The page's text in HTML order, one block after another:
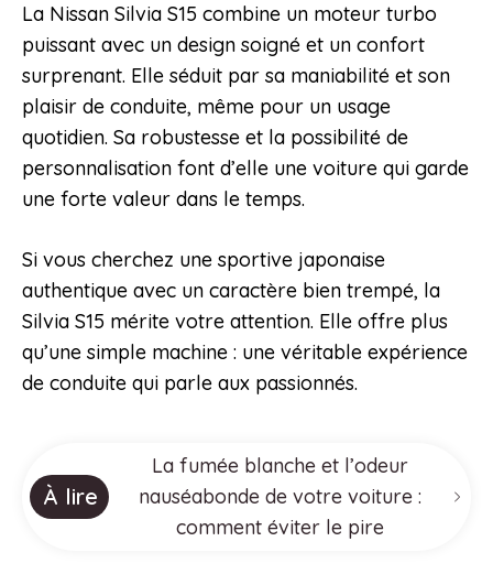
La Nissan Silvia S15 combine un moteur turbo
puissant avec un design soigné et un confort
surprenant. Elle séduit par sa maniabilité et son
plaisir de conduite, même pour un usage
quotidien. Sa robustesse et la possibilité de
personnalisation font d’elle une voiture qui garde
une forte valeur dans le temps.
Si vous cherchez une sportive japonaise
authentique avec un caractère bien trempé, la
Silvia S15 mérite votre attention. Elle offre plus
qu’une simple machine : une véritable expérience
de conduite qui parle aux passionnés.
À lire
La fumée blanche et l’odeur
nauséabonde de votre voiture :
comment éviter le pire